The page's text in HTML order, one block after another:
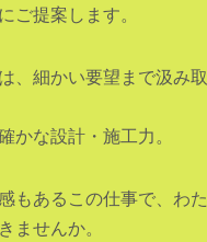
ご提案します。
、細かい要望まで汲み
かな設計・施工力。
もあるこの仕事で、わ
ませんか。